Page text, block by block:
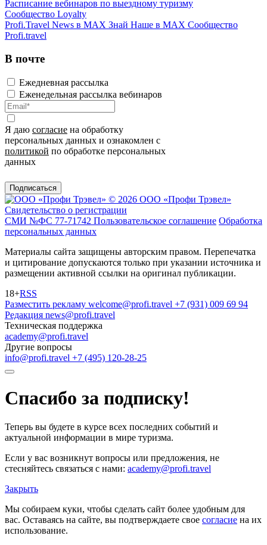
Расписание вебинаров по выездному туризму
Сообщество Loyalty
Profi.Travel News в MAX Знай Наше в MAX Сообщество
Profi.travel
В почте
Ежедневная рассылка
Еженедельная рассылка вебинаров
Я даю согласие на обработку
персональных данных и ознакомлен с
политикой по обработке персональных
данных
Подписаться
© 2026 ООО «Профи Трэвeл»
Свидетельство о регистрации
СМИ №ФС 77-71742 Пользовательское соглашение Обработка
персональных данных
Материалы сайта защищены авторским правом. Перепечатка
и цитирование допускаются только при указании источника и
размещении активной ссылки на оригинал публикации.
18+RSS
Разместить рекламу welcome@profi.travel +7 (931) 009 69 94
Редакция news@profi.travel
Техническая поддержка
academy@profi.travel
Другие вопросы
info@profi.travel +7 (495) 120-28-25
Спасибо за подписку!
Теперь вы будете в курсе всех последних событий и
актуальной информации в мире туризма.
Если у вас возникнут вопросы или предложения, не
стесняйтесь связаться с нами: academy@profi.travel
Закрыть
Мы собираем куки, чтобы сделать сайт более удобным для
вас. Оставаясь на сайте, вы подтверждаете свое согласие на их
использование.